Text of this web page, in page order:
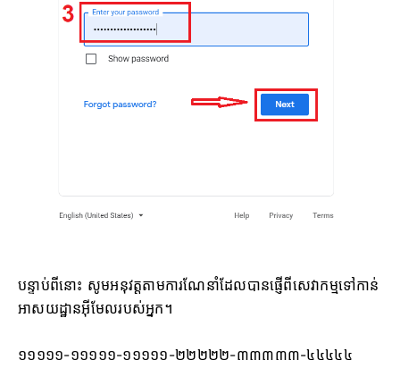
បន្ទាប់ពីនោះ សូមអនុវត្តតាមការណែនាំដែលបានផ្ញើពីសេវាកម្មទៅកាន់
អាសយដ្ឋានអ៊ីមែលរបស់អ្នក។
១១១១១-១១១១១-១១១១១-២២២២២-៣៣៣៣៣-៤៤៤៤៤